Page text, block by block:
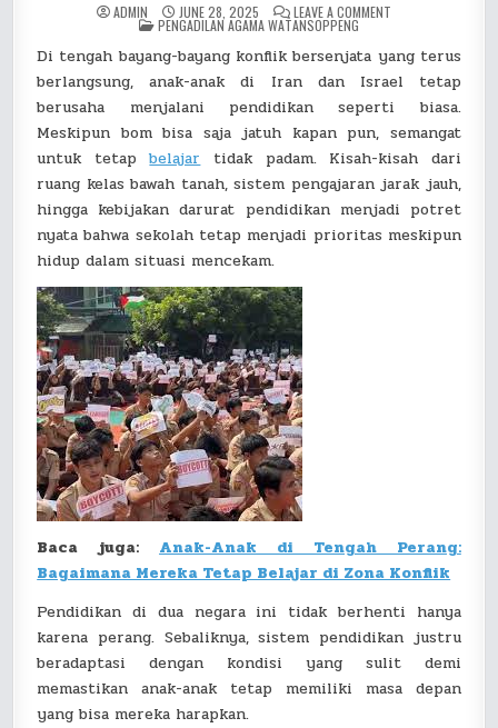
ADMIN JUNE 28, 2025 LEAVE A COMMENTON
JATUH,
SEKOLAH
TETAP
JALAN:
FAKTA
MENGEJUTKAN
PENDIDIKAN
ANAK
DI
DAN
ISRAEL
POSTED
IN
PENGADILAN AGAMA WATANSOPPENG
Di tengah bayang-bayang konflik bersenjata yang terus
berlangsung, anak-anak di Iran dan Israel tetap
berusaha menjalani pendidikan seperti biasa.
Meskipun bom bisa saja jatuh kapan pun, semangat
untuk tetapbelajartidak padam. Kisah-kisah dari
ruang kelas bawah tanah, sistem pengajaran jarak jauh,
hingga kebijakan darurat pendidikan menjadi potret
nyata bahwa sekolah tetap menjadi prioritas meskipun
hidup dalam situasi mencekam.
Baca juga:Anak-Anak di Tengah Perang:
Bagaimana Mereka Tetap Belajar di Zona Konflik
Pendidikan di dua negara ini tidak berhenti hanya
karena perang. Sebaliknya, sistem pendidikan justru
beradaptasi dengan kondisi yang sulit demi
memastikan anak-anak tetap memiliki masa depan
yang bisa mereka harapkan.